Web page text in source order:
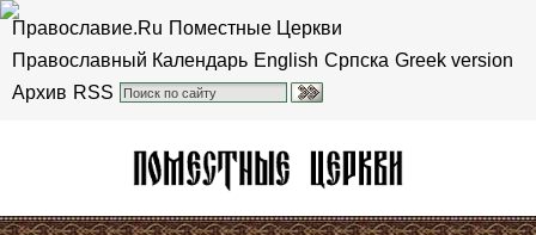
Православие.Ru Поместные Церкви
Православный Календарь English Српска Greek version
Архив RSS